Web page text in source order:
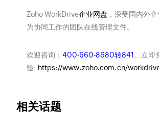
Zoho WorkDrive企业网盘 ，深受国内外企
为协同工作的团队在线管理文件。
欢迎咨询： 400-660-8680转841 。立即
验: https://www.zoho.com.cn/
相关话题